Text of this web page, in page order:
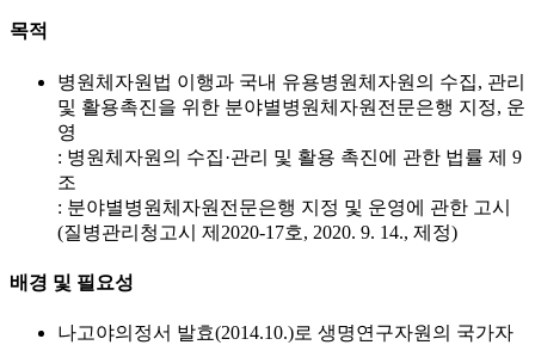
목적
병원체자원법 이행과 국내 유용병원체자원의 수집, 관리
및 활용촉진을 위한 분야별병원체자원전문은행 지정, 운
영
: 병원체자원의 수집·관리 및 활용 촉진에 관한 법률 제 9
조
: 분야별병원체자원전문은행 지정 및 운영에 관한 고시
(질병관리청고시 제2020-17호, 2020. 9. 14., 제정)
배경 및 필요성
나고야의정서 발효(2014.10.)로 생명연구자원의 국가자